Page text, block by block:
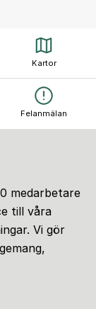
Kartor
Felanmälan
medarbetare
till våra
Vi gör